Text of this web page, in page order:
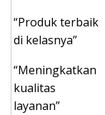
“Produk terbaik
di kelasnya”
“Meningkatkan
kualitas
layanan”